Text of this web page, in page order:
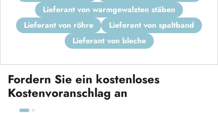
lieferant von warmgewalzten stäben
lieferant von röhre
lieferant von spaltband
lieferant von bleche
Fordern Sie ein kostenloses
Kostenvoranschlag an